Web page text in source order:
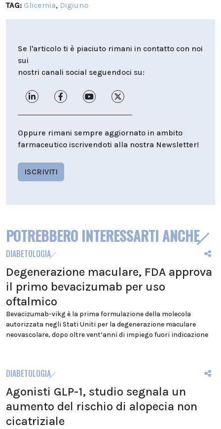
TAG: Glicemia, Digiuno
Se l'articolo ti è piaciuto rimani in contatto con noi
sui
nostri canali social seguendoci su:
Oppure rimani sempre aggiornato in ambito
farmaceutico iscrivendoti alla nostra Newsletter!
ISCRIVITI
POTREBBERO INTERESSARTI ANCHE
DIABETOLOGIA
Degenerazione maculare, FDA approva
il primo bevacizumab per uso
oftalmico
Bevacizumab-vikg è la prima formulazione della molecola
autorizzata negli Stati Uniti per la degenerazione maculare
neovascolare, dopo oltre vent’anni di impiego fuori indicazione
DIABETOLOGIA
Agonisti GLP-1, studio segnala un
aumento del rischio di alopecia non
cicatriziale